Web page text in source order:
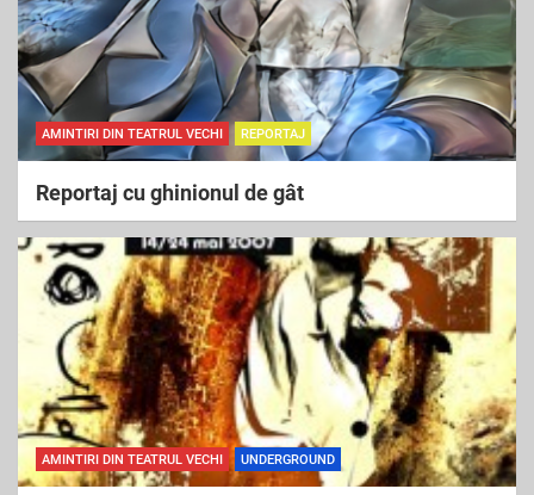
AMINTIRI DIN TEATRUL VECHI REPORTAJ
Reportaj cu ghinionul de gât
AMINTIRI DIN TEATRUL VECHI UNDERGROUND